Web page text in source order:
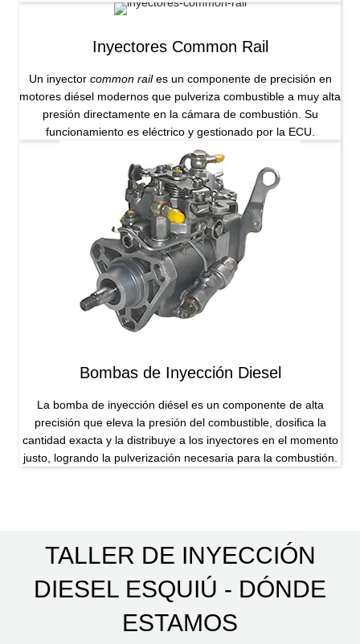
Inyectores Common Rail
Un inyector common railes un componente de precisión en
motores diésel modernos que pulveriza combustible a muy alta
presión directamente en la cámara de combustión. Su
funcionamiento es eléctrico y gestionado por la ECU.
Bombas de Inyección Diesel
La bomba de inyección diésel es un componente de alta
precisión que eleva la presión del combustible, dosifica la
cantidad exacta y la distribuye a los inyectores en el momento
justo, logrando la pulverización necesaria para la combustión.
TALLER DE INYECCIÓN
DIESEL ESQUIÚ - DÓNDE
ESTAMOS